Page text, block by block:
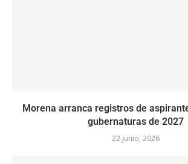
Morena arranca registros de
gubernaturas de 2027
22 junio, 2026